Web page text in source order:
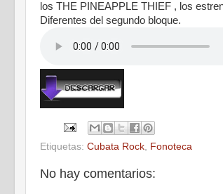
los THE PINEAPPLE THIEF , los
Diferentes del segundo bloque.
Etiquetas: Cubata Rock, Fonoteca
No hay comentarios: